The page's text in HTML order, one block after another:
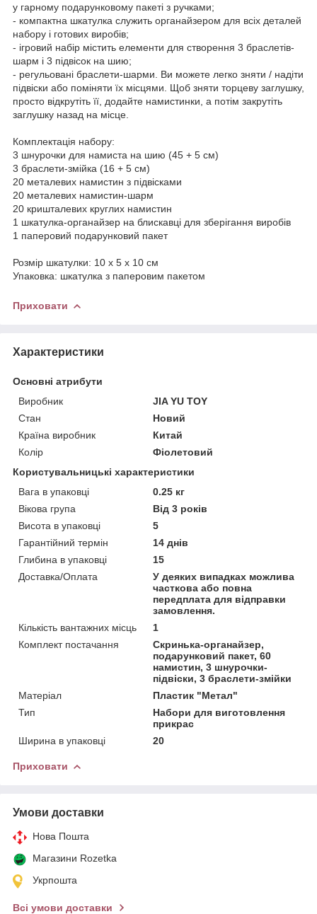
у гарному подарунковому пакеті з ручками;
- компактна шкатулка служить органайзером для всіх деталей
набору і готових виробів;
- ігровий набір містить елементи для створення 3 браслетів-
шарм і 3 підвісок на шию;
- регульовані браслети-шарми. Ви можете легко зняти / надіти
підвіски або поміняти їх місцями. Щоб зняти торцеву заглушку,
просто відкрутіть її, додайте намистинки, а потім закрутіть
заглушку назад на місце.
Комплектація набору:
3 шнурочки для намиста на шию (45 + 5 см)
3 браслети-змійка (16 + 5 см)
20 металевих намистин з підвісками
20 металевих намистин-шарм
20 кришталевих круглих намистин
1 шкатулка-органайзер на блискавці для зберігання виробів
1 паперовий подарунковий пакет
Розмір шкатулки: 10 х 5 х 10 см
Упаковка: шкатулка з паперовим пакетом
Приховати
Характеристики
Основні атрибути
Виробник
JIA YU TOY
Стан
Новий
Країна виробник
Китай
Колір
Фіолетовий
Користувальницькі характеристики
Вага в упаковці
0.25 кг
Вікова група
Від 3 років
Висота в упаковці
5
Гарантійний термін
14 днів
Глибина в упаковці
15
Доставка/Оплата
У деяких випадках можлива
часткова або повна
передплата для відправки
замовлення.
Кількість вантажних місць
1
Комплект постачання
Скринька-органайзер,
подарунковий пакет, 60
намистин, 3 шнурочки-
підвіски, 3 браслети-змійки
Матеріал
Пластик "Метал"
Тип
Набори для виготовлення
прикрас
Ширина в упаковці
20
Приховати
Умови доставки
Нова Пошта
Магазини Rozetka
Укрпошта
Всі умови доставки